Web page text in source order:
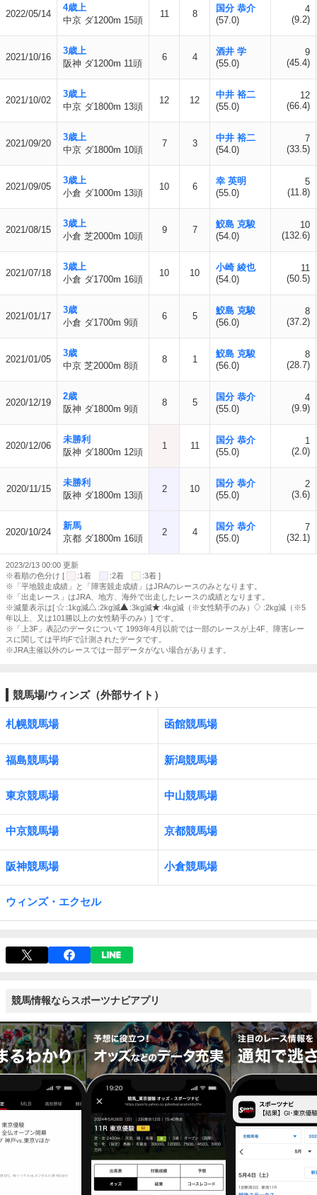
2022/05/14
4歳上
中京 ダ1200m 15頭
11 8
国分 恭介
(57.0)
4
(9.2)
2021/10/16
3歳上
阪神 ダ1200m 11頭
6 4
酒井 学
(55.0)
9
(45.4)
2021/10/02
3歳上
中京 ダ1800m 13頭
12 12
中井 裕二
(55.0)
12
(66.4)
2021/09/20
3歳上
中京 ダ1800m 10頭
7 3
中井 裕二
(54.0)
7
(33.5)
2021/09/05
3歳上
小倉 ダ1000m 13頭
10 6
幸 英明
(55.0)
5
(11.8)
2021/08/15
3歳上
小倉 芝2000m 10頭
9 7
鮫島 克駿
(54.0)
10
(132.6)
2021/07/18
3歳上
小倉 ダ1700m 16頭
10 10
小崎 綾也
(54.0)
11
(50.5)
2021/01/17
3歳
小倉 ダ1700m 9頭
6 5
鮫島 克駿
(56.0)
8
(37.2)
2021/01/05
3歳
中京 芝2000m 8頭
8 1
鮫島 克駿
(56.0)
8
(28.7)
2020/12/19
2歳
阪神 ダ1800m 9頭
8 5
国分 恭介
(55.0)
4
(9.9)
2020/12/06
未勝利
阪神 ダ1800m 12頭
1 11
国分 恭介
(55.0)
1
(2.0)
2020/11/15
未勝利
阪神 ダ1800m 13頭
2 10
国分 恭介
(55.0)
2
(3.6)
2020/10/24
新馬
京都 ダ1800m 16頭
2 4
国分 恭介
(55.0)
7
(32.1)
2023/2/13 00:00 更新
※着順の色分け [
:1着 :2着
:3着 ]
※「平地競走成績」と「障害競走成績」はJRAのレースのみとなります。
※「出走レース」はJRA、地方、海外で出走したレースの成績となります。
※減量表示は[
:1kg減 :2kg減 :3kg減 :4kg減（※女性騎手のみ）
:2kg減（※5
年以上、又は101勝以上の女性騎手のみ）] です。
※「上3F」表記のデータについて 1993年4月以前では一部のレースが上4F、障害レー
スに関しては平均Fで計測されたデータです。
※JRA主催以外のレースでは一部データがない場合があります。
競馬場/ウィンズ（外部サイト）
札幌競馬場 函館競馬場
福島競馬場 新潟競馬場
東京競馬場 中山競馬場
中京競馬場 京都競馬場
阪神競馬場 小倉競馬場
ウィンズ・エクセル
競馬情報ならスポーツナビアプリ